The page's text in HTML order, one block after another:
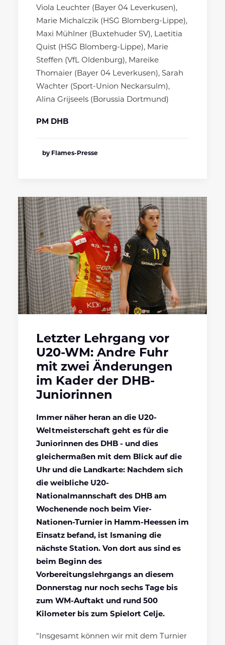
Viola Leuchter (Bayer 04 Leverkusen),
Marie Michalczik (HSG Blomberg-Lippe),
Maxi Mühlner (Buxtehuder SV), Laetitia
Quist (HSG Blomberg-Lippe), Marie
Steffen (VfL Oldenburg), Mareike
Thomaier (Bayer 04 Leverkusen), Sarah
Wachter (Sport-Union Neckarsulm),
Alina Grijseels (Borussia Dortmund)
PM DHB
by Flames-Presse
Letzter Lehrgang vor
U20-WM: Andre Fuhr
mit zwei Änderungen
im Kader der DHB-
Juniorinnen
Immer näher heran an die U20-
Weltmeisterschaft geht es für die
Juniorinnen des DHB - und dies
gleichermaßen mit dem Blick auf die
Uhr und die Landkarte: Nachdem sich
die weibliche U20-
Nationalmannschaft des DHB am
Wochenende noch beim Vier-
Nationen-Turnier in Hamm-Heessen im
Einsatz befand, ist Ismaning die
nächste Station. Von dort aus sind es
beim Beginn des
Vorbereitungslehrgangs an diesem
Donnerstag nur noch sechs Tage bis
zum WM-Auftakt und rund 500
Kilometer bis zum Spielort Celje.
"Insgesamt können wir mit dem Turnier